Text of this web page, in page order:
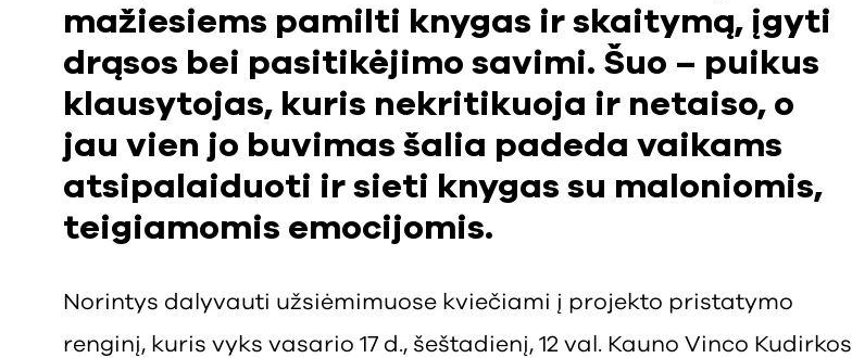
mažiesiems pamilti knygas ir skaitymą, įgyti
drąsos bei pasitikėjimo savimi. Šuo – puikus
klausytojas, kuris nekritikuoja ir netaiso, o
jau vien jo buvimas šalia padeda vaikams
atsipalaiduoti ir sieti knygas su maloniomis,
teigiamomis emocijomis.
Norintys dalyvauti užsiėmimuose kviečiami į projekto pristatymo
renginį, kuris vyks vasario 17 d., šeštadienį, 12 val. Kauno Vinco Kudirkos